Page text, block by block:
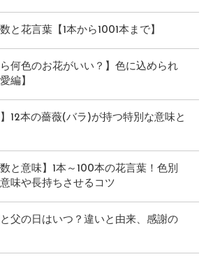
と花言葉【1本から1001本まで】
ら何色のお花がいい？】色に込められ
編】
12本の薔薇(バラ)が持つ特別な意味と
と意味】1本～100本の花言葉！色別
味や長持ちさせるコツ
と父の日はいつ？違いと由来、感謝の